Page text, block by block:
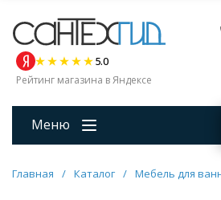
5.0
Рейтинг магазина в Яндексе
Меню
Главная / Каталог / Мебель для